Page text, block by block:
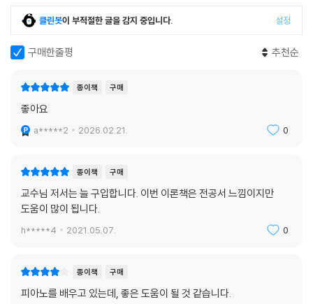
클린봇이 부적절한 글을 감지 중입니다. 설정
구매한줄평 추천순
종이책 구매
좋아요
a*****2 2026.02.21. 0
종이책 구매
교수님 저서는 늘 구입합니다. 이번 이론책은 전공서 느낌이지만
도움이 많이 됩니다.
h*****4 2021.05.07. 0
종이책 구매
피아노를 배우고 있는데, 좋은 도움이 될 것 같습니다.